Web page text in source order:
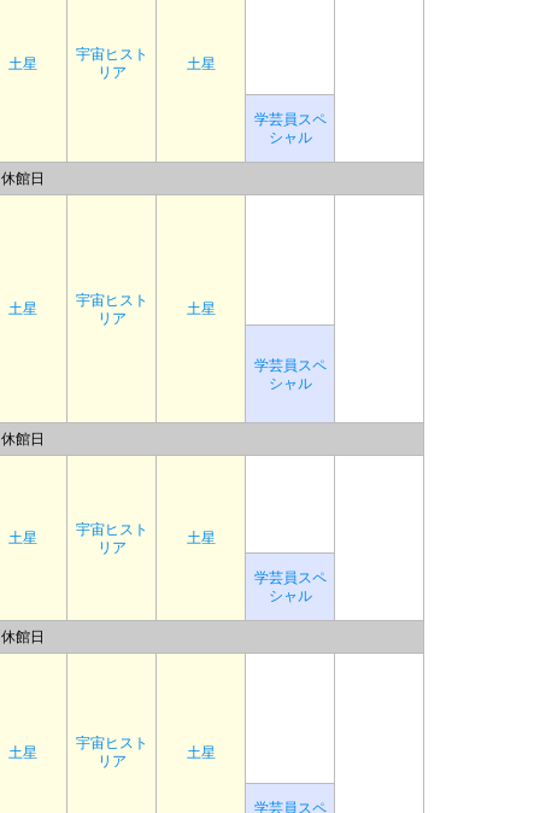
土星
宇宙ヒスト
リア
土星
学芸員スペ
シャル
休館日
土星
宇宙ヒスト
リア
土星
学芸員スペ
シャル
休館日
土星
宇宙ヒスト
リア
土星
学芸員スペ
シャル
休館日
土星
宇宙ヒスト
リア
土星
学芸員スペ